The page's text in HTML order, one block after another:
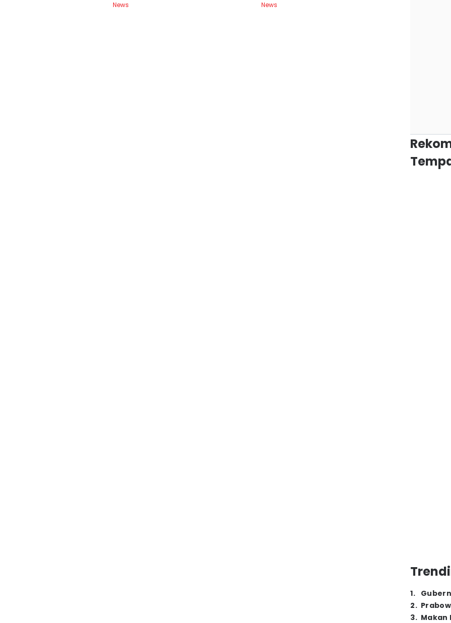
News
News
1.
2.
3. Makan